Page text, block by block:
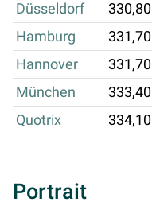
Düsseldorf
330,80
Hamburg
331,70
Hannover
331,70
München
333,40
Quotrix
334,10
Portrait